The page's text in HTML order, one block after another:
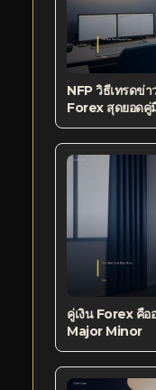
NFP วิธีเทรดข่
Forex สุดยอดคู่
คู่เงิน Forex คื
Major Minor